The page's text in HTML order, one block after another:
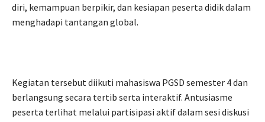
diri, kemampuan berpikir, dan kesiapan peserta didik dalam
menghadapi tantangan global.
Kegiatan tersebut diikuti mahasiswa PGSD semester 4 dan
berlangsung secara tertib serta interaktif. Antusiasme
peserta terlihat melalui partisipasi aktif dalam sesi diskusi